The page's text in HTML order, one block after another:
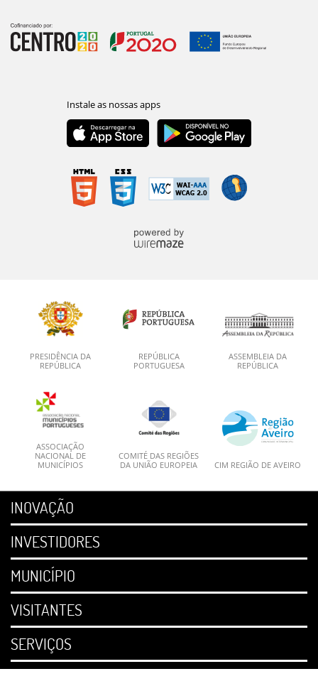
PRESIDÊNCIA DA
REPÚBLICA
REPÚBLICA
PORTUGUESA
ASSEMBLEIA DA
REPÚBLICA
ASSOCIAÇÃO
NACIONAL DE
MUNICÍPIOS
COMITÉ DAS REGIÕES
DA UNIÃO EUROPEIA
CIM REGIÃO DE AVEIRO
INOVAÇÃO
INVESTIDORES
MUNICÍPIO
VISITANTES
SERVIÇOS